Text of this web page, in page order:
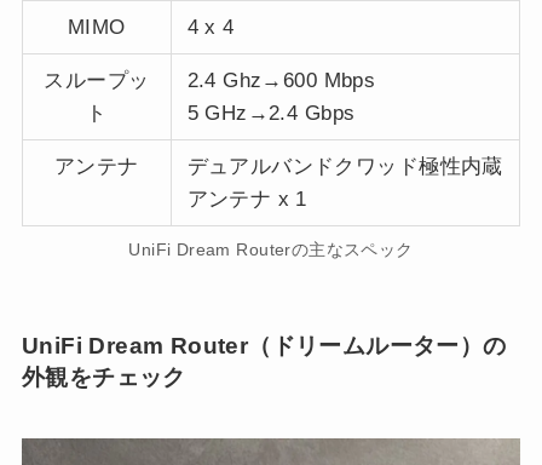
MIMO 4 x 4
スループッ
ト
2.4 Ghz→600 Mbps
5 GHz→2.4 Gbps
アンテナ
デュアルバンドクワッド極性内蔵
アンテナ x 1
UniFi Dream Routerの主なスペック
UniFi Dream Router（ドリームルーター）の
外観をチェック